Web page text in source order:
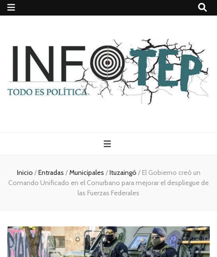
Todo es
(rosca)
política
Inicio /Entradas /Municipales /Ituzaingó / El Gobierno creó un
Comando Unificado en el Conurbano para mejorar el despliegue de
las Fuerzas Federales